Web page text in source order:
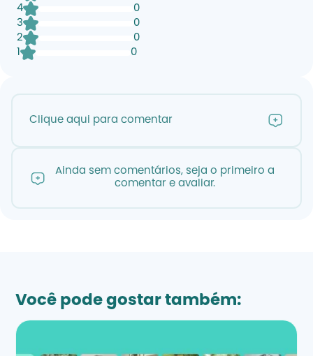
4
0
3
0
2
0
1
0
Clique aqui para comentar
Ainda sem comentários, seja o primeiro a
comentar e avaliar.
Você pode gostar também: